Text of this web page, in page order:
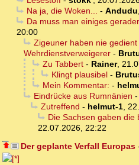
Na ja, die Woken... - Andudu,
Da muss man einiges
20:00
Zigeuner haben nie
Wehrdienstverweigerer -
Zu Tabbert- Rainer,
Klingt plausibel-
Mein Kommentar: -
Eindrücke aus Rumnänien -
Zutreffend - helmut-1,
Die Sachsen gaben die
22.07.2026, 22:22
Der geplante Verfall Europas